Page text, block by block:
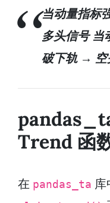
当动量指标
多头信号 当
破下轨 → 空
Trend 函
在 pandas_ta